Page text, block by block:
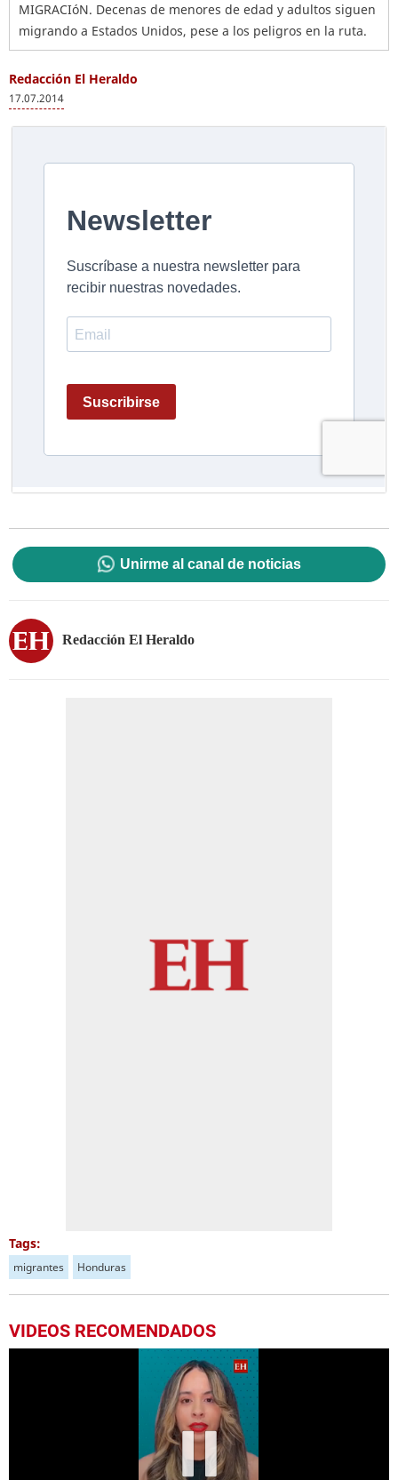
MIGRACIóN. Decenas de menores de edad y adultos siguen
migrando a Estados Unidos, pese a los peligros en la ruta.
Redacción El Heraldo
17.07.2014
Unirme al canal de noticias
Redacción El Heraldo
Tags:
migrantes Honduras
VIDEOS RECOMENDADOS